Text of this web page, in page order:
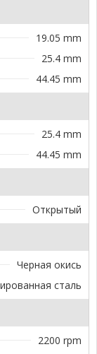
19.05 mm
25.4 mm
44.45 mm
25.4 mm
44.45 mm
Открытый
Черная окись
сталь
2200 rpm